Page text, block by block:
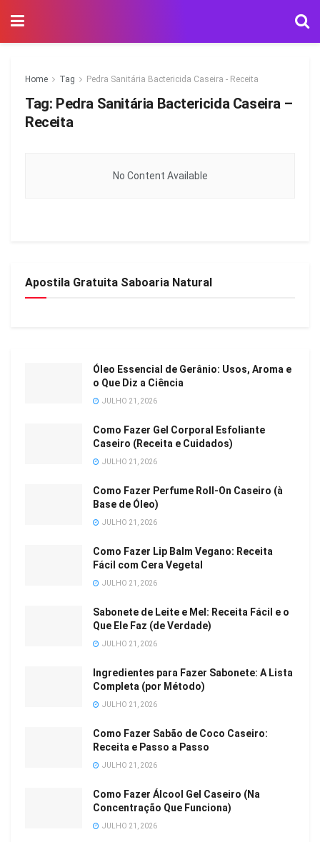
Home Tag Pedra Sanitária Bactericida Caseira - Receita
Tag: Pedra Sanitária Bactericida Caseira –
Receita
No Content Available
Apostila Gratuita Saboaria Natural
Óleo Essencial de Gerânio: Usos, Aroma e
o Que Diz a Ciência
JULHO 21, 2026
Como Fazer Gel Corporal Esfoliante
Caseiro (Receita e Cuidados)
JULHO 21, 2026
Como Fazer Perfume Roll-On Caseiro (à
Base de Óleo)
JULHO 21, 2026
Como Fazer Lip Balm Vegano: Receita
Fácil com Cera Vegetal
JULHO 21, 2026
Sabonete de Leite e Mel: Receita Fácil e o
Que Ele Faz (de Verdade)
JULHO 21, 2026
Ingredientes para Fazer Sabonete: A Lista
Completa (por Método)
JULHO 21, 2026
Como Fazer Sabão de Coco Caseiro:
Receita e Passo a Passo
JULHO 21, 2026
Como Fazer Álcool Gel Caseiro (Na
Concentração Que Funciona)
JULHO 21, 2026